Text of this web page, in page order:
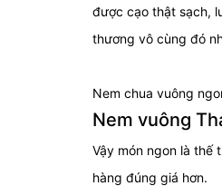
được cạo thật sạch,
thương vô cùng đó
Nem chua vuông
Nem vuông
Vậy món ngon là thế
hàng đúng giá hơn.